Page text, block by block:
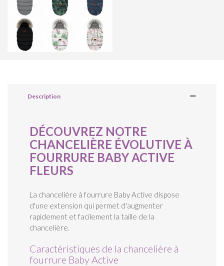
Description
DÉCOUVREZ NOTRE
CHANCELIÈRE ÉVOLUTIVE À
FOURRURE BABY ACTIVE
FLEURS
La chancelière à fourrure Baby Active dispose
d'une extension qui permet d'augmenter
rapidement et facilement la taille de la
chancelière.
Caractéristiques de la chancelière à
fourrure Baby Active